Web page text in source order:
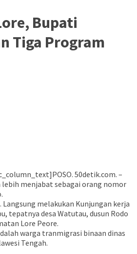
Bupati
Tiga Program
50detik.com. –
lebih menjabat sebagai orang nomor
Langsung melakukan Kunjungan kerja
tepatnya desa Watutau, dusun Rodo
Lore Peore.
warga tranmigrasi binaan dinas
Tengah.